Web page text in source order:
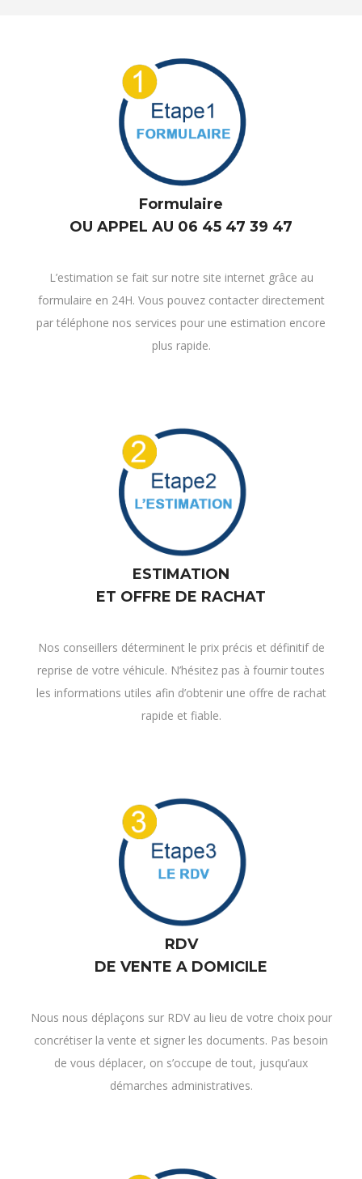
OU APPEL AU 06 45 47 39 47
L’estimation se fait sur notre site internet grâce au
par téléphone nos services pour une estimation encore
plus rapide.
ESTIMATION
ET OFFRE DE RACHAT
Nos conseillers déterminent le prix précis et définitif de
les informations utiles afin d’obtenir une offre de rachat
rapide et fiable.
DE VENTE A DOMICILE
Nous nous déplaçons sur RDV au lieu de votre choix pour
de vous déplacer, on s’occupe de tout, jusqu’aux
démarches administratives.